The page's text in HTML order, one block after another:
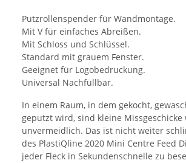
Putzrollenspender für Wandmontage.
Mit V für einfaches Abreißen.
Mit Schloss und Schlüssel.
Standard mit grauem Fenster.
Geeignet für Logobedruckung.
Universal Nachfüllbar.
In einem Raum, in dem gekocht,
geputzt wird, sind kleine Missgeschicke
unvermeidlich. Das ist nicht weiter
des PlastiQline 2020 Mini Centre Feed
jeder Fleck in Sekundenschnelle zu